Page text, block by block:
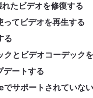
たビデオを修復する
てビデオを再生する
る
とビデオコーデック
デートする
サポートされていな